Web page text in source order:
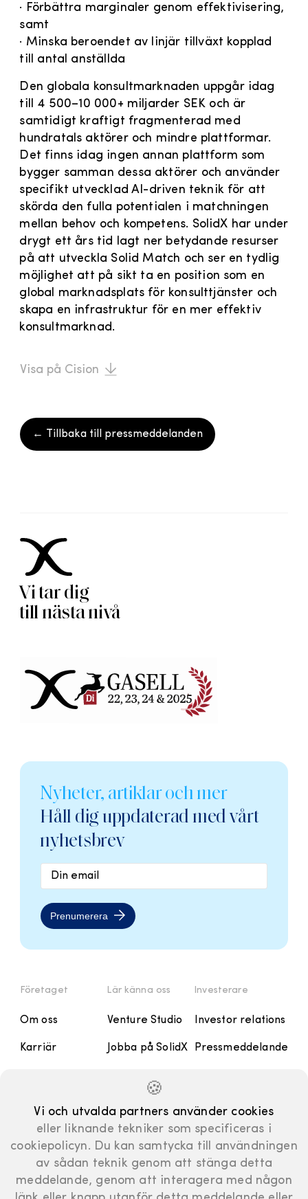
· Förbättra marginaler genom effektivisering,
samt
· Minska beroendet av linjär tillväxt kopplad
till antal anställda
Den globala konsultmarknaden uppgår idag
till 4 500–10 000+ miljarder SEK och är
samtidigt kraftigt fragmenterad med
hundratals aktörer och mindre plattformar.
Det finns idag ingen annan plattform som
bygger samman dessa aktörer och använder
specifikt utvecklad AI-driven teknik för att
skörda den fulla potentialen i matchningen
mellan behov och kompetens. SolidX har under
drygt ett års tid lagt ner betydande resurser
på att utveckla Solid Match och ser en tydlig
möjlighet att på sikt ta en position som en
global marknadsplats för konsulttjänster och
skapa en infrastruktur för en mer effektiv
konsultmarknad.
Visa på Cision
← Tillbaka till pressmeddelanden
Vi tar dig
till nästa nivå
Nyheter, artiklar och mer
Håll dig uppdaterad med vårt
nyhetsbrev
Prenumerera
Företaget
Om oss
Karriär
Lär känna oss
Venture Studio
Jobba på SolidX
Investerare
Investor relations
Pressmeddelande
Finansiell
kalender
Bolagsstyrning
🍪
Vi och utvalda partners använder cookies
eller liknande tekniker som specificeras i
cookiepolicyn. Du kan samtycka till användningen
av sådan teknik genom att stänga detta
meddelande, genom att interagera med någon